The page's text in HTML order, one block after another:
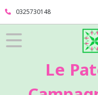
0325730148
Le